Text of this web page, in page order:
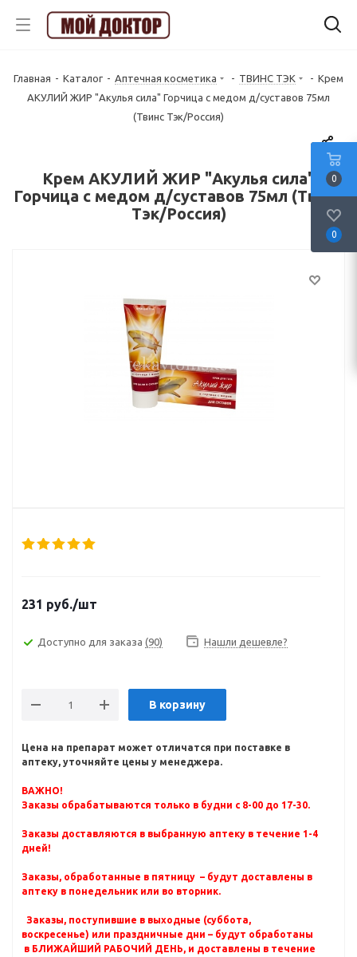
Главная - Каталог - Аптечная косметика - ТВИНС ТЭК - Крем
АКУЛИЙ ЖИР "Акулья сила" Горчица с медом д/суставов 75мл
(Твинс Тэк/Россия)
Крем АКУЛИЙ ЖИР "Акулья сила"
Горчица с медом д/суставов 75мл (Твинс
Тэк/Россия)
231 руб./шт
Доступно для заказа (90) Нашли дешевле?
В корзину
Цена на препарат может отличатся при поставке в
аптеку, уточняйте цены у менеджера.
ВАЖНО!
Заказы обрабатываются только в будни с 8-00 до 17-30.
Заказы доставляются в выбранную аптеку в течение 1-4
дней!
Заказы, обработанные в пятницу – будут доставлены в
аптеку в понедельник или во вторник.
Заказы, поступившие в выходные (суббота,
воскресенье) или праздничные дни – будут обработаны
в БЛИЖАЙШИЙ РАБОЧИЙ ДЕНЬ, и доставлены в течение
0
0